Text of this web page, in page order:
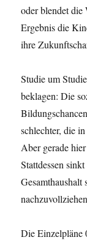
oder blendet
Ergebnis die
ihre
Studie um
beklagen: Die
schlechter, die
Aber gerade
Stattdessen
Gesamthaushalt
Die Einzelpläne